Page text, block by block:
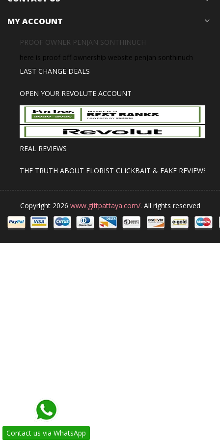
MY ACCOUNT expand_more
PROOF OWNER PENJAN SONTHINUCH
here is proof off ownership website penjan sonthinuch
LAST CHANGE DEALS
OPEN YOUR REVOLUTE ACCOUNT
REAL REVIEWS
THE TRUTH ABOUT FLORIST CLICKBAIT & FAKE REVIEWS
Contact us via WhatsApp
Copyright 2026 www.giftpattaya.com/. All rights reserved